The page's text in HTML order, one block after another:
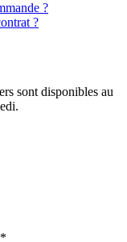
?
?
sont disponibles au
*